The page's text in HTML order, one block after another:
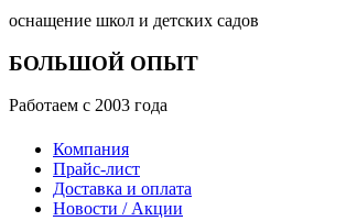
оснащение школ и детских садов
БОЛЬШОЙ ОПЫТ
Работаем с 2003 года
Компания
Прайс-лист
Доставка и оплата
Новости / Акции